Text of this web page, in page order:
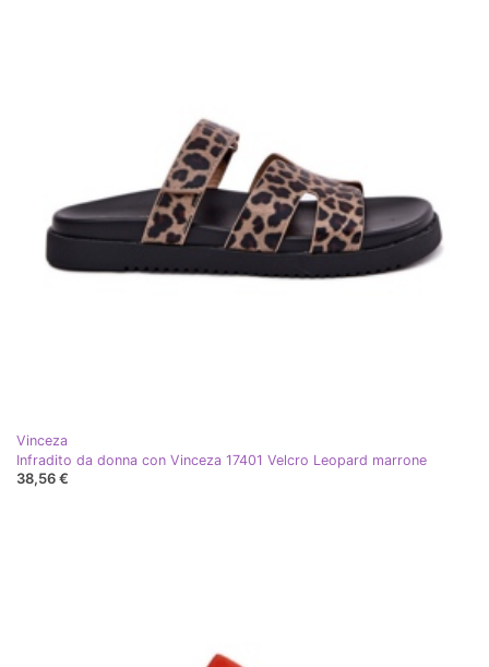
Vinceza
Infradito da donna con Vinceza 17401 Velcro Leopard marrone
38,56 €